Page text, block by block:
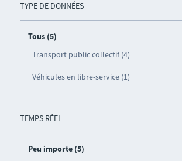
TYPE DE DONNÉES
Tous (5)
Transport public collectif (4)
Véhicules en libre-service (1)
TEMPS RÉEL
Peu importe (5)